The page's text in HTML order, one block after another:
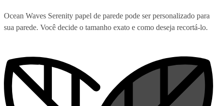
Ocean Waves Serenity papel de parede pode ser personalizado para
sua parede. Você decide o tamanho exato e como deseja recortá-lo.